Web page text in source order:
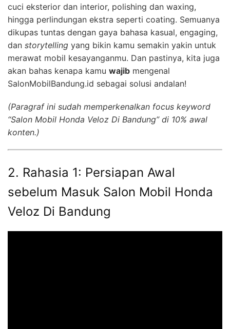
cuci eksterior dan interior, polishing dan waxing,
hingga perlindungan ekstra seperti coating. Semuanya
dikupas tuntas dengan gaya bahasa kasual, engaging,
dan storytelling yang bikin kamu semakin yakin untuk
merawat mobil kesayanganmu. Dan pastinya, kita juga
akan bahas kenapa kamu wajib mengenal
SalonMobilBandung.id sebagai solusi andalan!
(Paragraf ini sudah memperkenalkan focus keyword
“Salon Mobil Honda Veloz Di Bandung” di 10% awal
konten.)
2. Rahasia 1: Persiapan Awal
sebelum Masuk Salon Mobil Honda
Veloz Di Bandung